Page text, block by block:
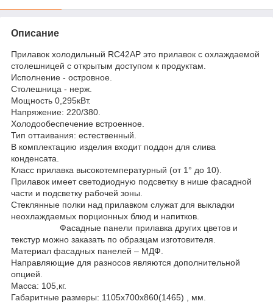
Описание
Прилавок холодильный RC42АР это прилавок с охлаждаемой
столешницей с открытым доступом к продуктам.
Исполнение - островное.
Столешница - нерж.
Мощность 0,295кВт.
Напряжение: 220/380.
Холодообеспечение встроенное.
Тип оттаивания: естественный.
В комплектацию изделия входит поддон для слива
конденсата.
Класс прилавка высокотемпературный (от 1° до 10).
Прилавок имеет светодиодную подсветку в нише фасадной
части и подсветку рабочей зоны.
Стеклянные полки над прилавком служат для выкладки
неохлаждаемых порционных блюд и напитков.
Фасадные панели прилавка других цветов и
текстур можно заказать по образцам изготовителя.
Материал фасадных панелей – МДФ.
Направляющие для разносов являются дополнительной
опцией.
Масса: 105,кг.
Габаритные размеры: 1105х700х860(1465) , мм.